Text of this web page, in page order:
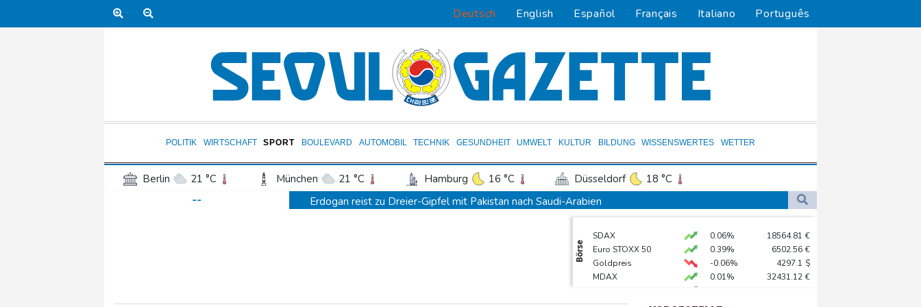
Deutsch English Español Français Italiano Português
POLITIK WIRTSCHAFT SPORT BOULEVARD AUTOMOBIL TECHNIK GESUNDHEIT UMWELT KULTUR BILDUNG WISSENSWERTES WETTER
Berlin 21 °C München 21 °C Hamburg 16 °C Düsseldorf
18 °C
Frankfurt am Main
Potsdam 21 °C Leipzig 20 °C
Bremen
Wien
--
Erdogan reist zu Dreier-Gipfel mit Pakistan nach Saudi-Arabien
Jemen: 38 Soldaten bei Huthi-Angriffen getötet - Regierung kündigt Vergeltung an
Mindestens zwei Tote bei Bombenexplosion in Kleinbus nahe Damaskus
Börse
SDAX 0.06% 18564.81 €
Euro STOXX 50
0.39% 6502.56 €
Goldpreis
-0.06% 4297.1 $
MDAX
0.01% 32431.12 €
DAX
0.05%